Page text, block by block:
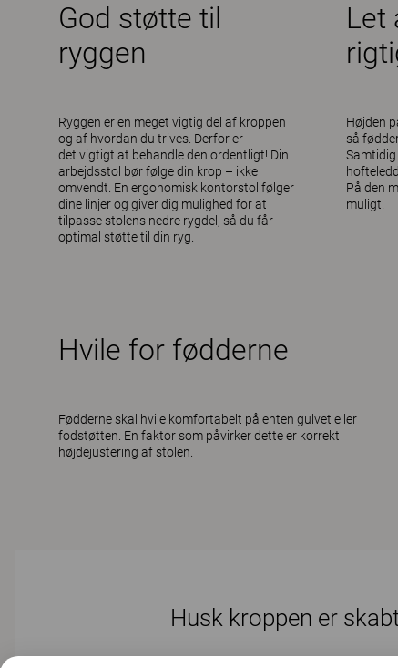
God støtte til
ryggen
Ryggen er en meget vigtig del af kroppen
og af hvordan du trives. Derfor er
det vigtigt at behandle den ordentligt! Din
arbejdsstol bør følge din krop – ikke
omvendt. En ergonomisk kontorstol følger
dine linjer og giver dig mulighed for at
tilpasse stolens nedre rygdel, så du får
optimal støtte til din ryg.
Let
Højden
så
På den
muligt.
Hvile for fødderne
Fødderne skal hvile komfortabelt på enten gulvet eller
fodstøtten. En faktor som påvirker dette er korrekt
højdejustering af stolen.
Husk kroppen er